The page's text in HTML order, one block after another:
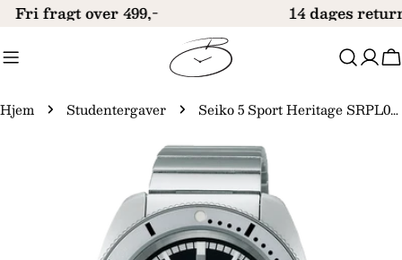
Gå
indhold
Fri fragt over 499,- 14 dages
Hjem Studentergaver Seiko 5 Sport Heritage SRPL05K1 Limited Edition
produktinformation